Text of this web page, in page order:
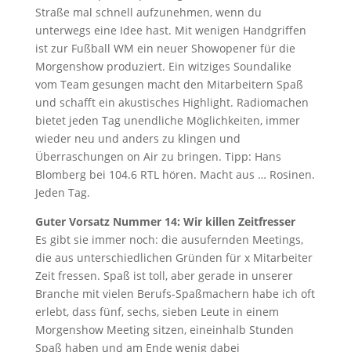
Straße mal schnell aufzunehmen, wenn du
unterwegs eine Idee hast. Mit wenigen Handgriffen
ist zur Fußball WM ein neuer Showopener für die
Morgenshow produziert. Ein witziges Soundalike
vom Team gesungen macht den Mitarbeitern Spaß
und schafft ein akustisches Highlight. Radiomachen
bietet jeden Tag unendliche Möglichkeiten, immer
wieder neu und anders zu klingen und
Überraschungen on Air zu bringen. Tipp: Hans
Blomberg bei 104.6 RTL hören. Macht aus … Rosinen.
Jeden Tag.
Guter Vorsatz Nummer 14: Wir killen Zeitfresser
Es gibt sie immer noch: die ausufernden Meetings,
die aus unterschiedlichen Gründen für x Mitarbeiter
Zeit fressen. Spaß ist toll, aber gerade in unserer
Branche mit vielen Berufs-Spaßmachern habe ich oft
erlebt, dass fünf, sechs, sieben Leute in einem
Morgenshow Meeting sitzen, eineinhalb Stunden
Spaß haben und am Ende wenig dabei